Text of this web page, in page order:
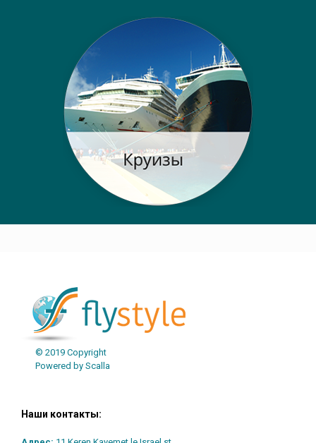
© 2019 Copyright
Powered by Scalla
Наши контакты: